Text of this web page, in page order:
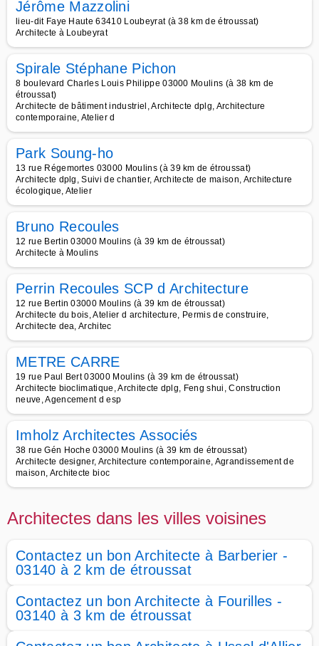
Jérôme Mazzolini
lieu-dit Faye Haute 63410 Loubeyrat (à 38 km de étroussat)
Architecte à Loubeyrat
Spirale Stéphane Pichon
8 boulevard Charles Louis Philippe 03000 Moulins (à 38 km de
étroussat)
Architecte de bâtiment industriel, Architecte dplg, Architecture
contemporaine, Atelier d
Park Soung-ho
13 rue Régemortes 03000 Moulins (à 39 km de étroussat)
Architecte dplg, Suivi de chantier, Architecte de maison, Architecture
écologique, Atelier
Bruno Recoules
12 rue Bertin 03000 Moulins (à 39 km de étroussat)
Architecte à Moulins
Perrin Recoules SCP d Architecture
12 rue Bertin 03000 Moulins (à 39 km de étroussat)
Architecte du bois, Atelier d architecture, Permis de construire,
Architecte dea, Architec
METRE CARRE
19 rue Paul Bert 03000 Moulins (à 39 km de étroussat)
Architecte bioclimatique, Architecte dplg, Feng shui, Construction
neuve, Agencement d esp
Imholz Architectes Associés
38 rue Gén Hoche 03000 Moulins (à 39 km de étroussat)
Architecte designer, Architecture contemporaine, Agrandissement de
maison, Architecte bioc
Architectes dans les villes voisines
Contactez un bon Architecte à Barberier -
03140 à 2 km de étroussat
Contactez un bon Architecte à Fourilles -
03140 à 3 km de étroussat